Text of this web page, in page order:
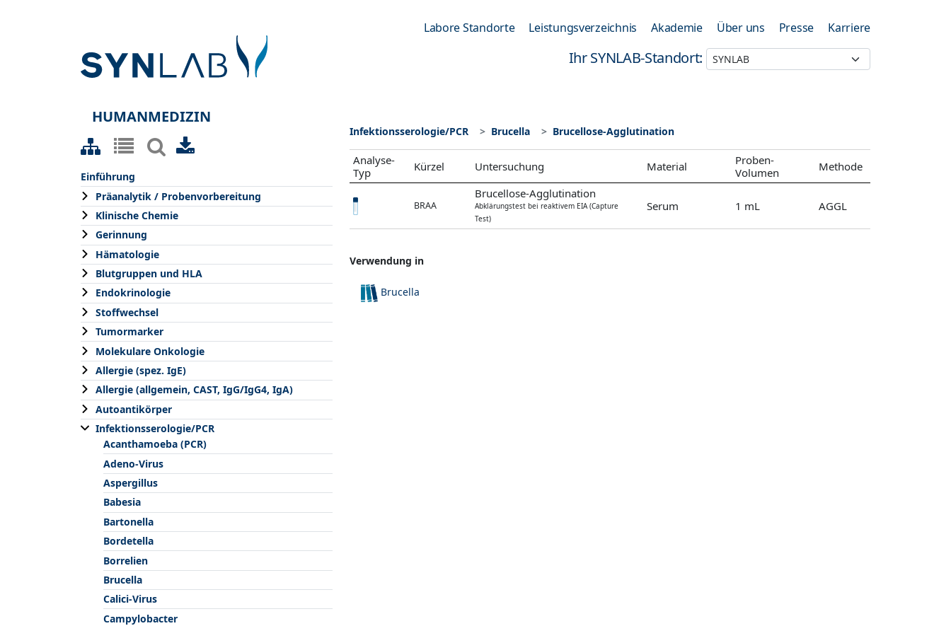
Labore Standorte Leistungsverzeichnis Akademie Über uns Presse Karriere
Ihr SYNLAB-Standort:
HUMANMEDIZIN
Einführung
Präanalytik / Probenvorbereitung
Klinische Chemie
Gerinnung
Hämatologie
Blutgruppen und HLA
Endokrinologie
Stoffwechsel
Tumormarker
Molekulare Onkologie
Allergie (spez. IgE)
Allergie (allgemein, CAST, IgG/IgG4, IgA)
Autoantikörper
Infektionsserologie/PCR
Acanthamoeba (PCR)
Adeno-Virus
Aspergillus
Babesia
Bartonella
Bordetella
Borrelien
Brucella
Calici-Virus
Campylobacter
Infektionsserologie/PCR Brucella Brucellose-Agglutination
Analyse-
Typ
Kürzel Untersuchung Material
Proben-
Volumen
Methode
BRAA
Brucellose-Agglutination
Abklärungstest bei reaktivem EIA (Capture
Test)
Serum 1 mL AGGL
Verwendung in
Brucella